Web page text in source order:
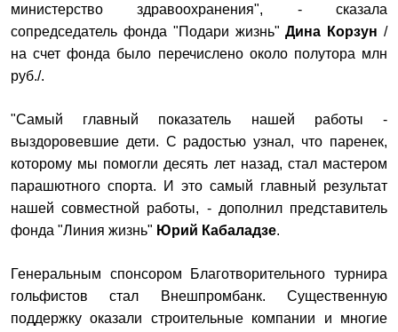
министерство здравоохранения", - сказала
сопредседатель фонда "Подари жизнь"Дина Корзун /
на счет фонда было перечислено около полутора млн
руб./.
"Самый главный показатель нашей работы -
выздоровевшие дети. С радостью узнал, что паренек,
которому мы помогли десять лет назад, стал мастером
парашютного спорта. И это самый главный результат
нашей совместной работы, - дополнил представитель
фонда "Линия жизнь" Юрий Кабаладзе.
Генеральным спонсором Благотворительного турнира
гольфистов стал Внешпромбанк. Существенную
поддержку оказали строительные компании и многие